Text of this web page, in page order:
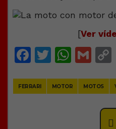
[Ver
Facebook
Twitter
FERRARI MOTOR MOTOS